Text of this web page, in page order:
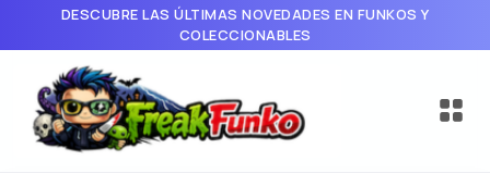
DESCUBRE LAS ÚLTIMAS NOVEDADES EN FUNKOS Y
COLECCIONABLES